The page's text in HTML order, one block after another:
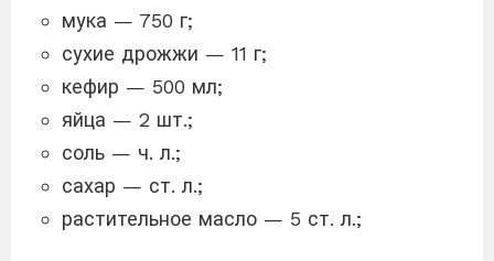
мука — 750 г;
сухие дрожжи — 11 г;
кефир — 500 мл;
яйца — 2 шт.;
соль — ч. л.;
сахар — ст. л.;
растительное масло — 5 ст. л.;